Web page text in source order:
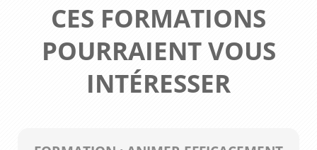
CES FORMATIONS
POURRAIENT VOUS
INTÉRESSER